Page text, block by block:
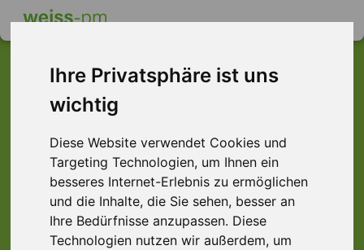
Ihre Privatsphäre ist uns
wichtig
Diese Website verwendet Cookies und
Targeting Technologien, um Ihnen ein
besseres Internet-Erlebnis zu ermöglichen
und die Inhalte, die Sie sehen, besser an
Ihre Bedürfnisse anzupassen. Diese
Technologien nutzen wir außerdem, um
Dieser Job ist leider
nicht mehr verfügbar ...
... aber vielleicht ist hier etwas dabei: